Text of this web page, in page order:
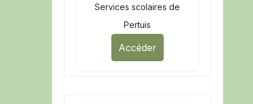
Services scolaires de
Pertuis
Accéder